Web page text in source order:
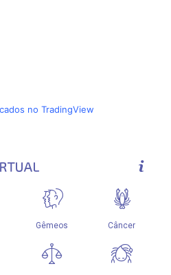
no TradingView